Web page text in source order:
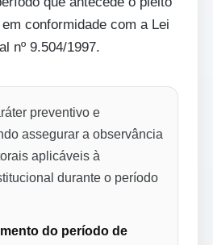
conformidade com a Lei
nº 9.504/1997.
preventivo e
assegurar a observância
aplicáveis à
durante o período
do período de